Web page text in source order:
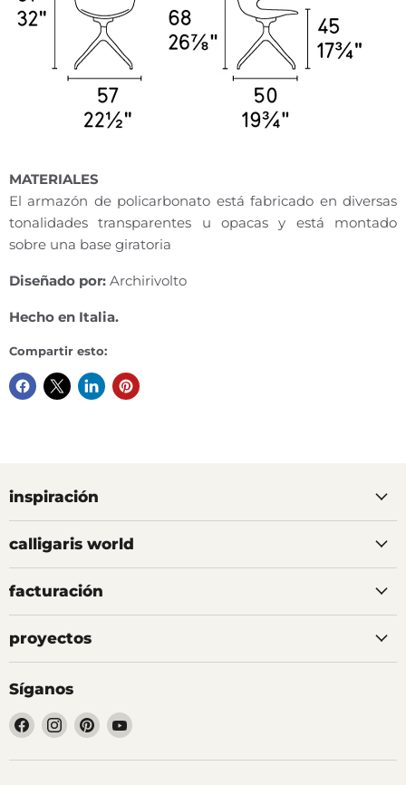
MATERIALES
El armazón de policarbonato está fabricado en diversas
tonalidades transparentes u opacas y está montado
sobre una base giratoria
Diseñado por: Archirivolto
Hecho en Italia.
Compartir esto:
inspiración
calligaris world
facturación
proyectos
Síganos
Encuéntrenos
en
Facebook
Encuéntrenos
en
Instagram
Encuéntrenos
en
Pinterest
Encuéntrenos
YouTube